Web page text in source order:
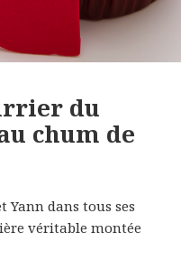
du
chum de
Yann dans tous ses
véritable montée